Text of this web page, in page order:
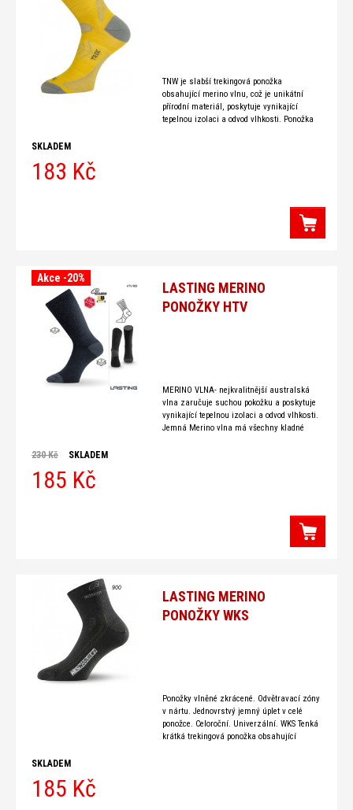
TNW je slabší trekingová ponožka
obsahující merino vlnu, což je unikátní
přírodní materiál, poskytuje vynikající
tepelnou izolaci a odvod vlhkosti. Ponožka
SKLADEM
183 Kč
LASTING MERINO
PONOŽKY HTV
Akce -20%
MERINO VLNA- nejkvalitnější australská
vlna zaručuje suchou pokožku a poskytuje
vynikající tepelnou izolaci a odvod vlhkosti.
Jemná Merino vlna má všechny kladné
230 Kč SKLADEM
185 Kč
LASTING MERINO
PONOŽKY WKS
Ponožky vlněné zkrácené. Odvětravací zóny
v nártu. Jednovrstvý jemný úplet v celé
ponožce. Celoroční. Univerzální. WKS Tenká
krátká trekingová ponožka obsahující
SKLADEM
185 Kč